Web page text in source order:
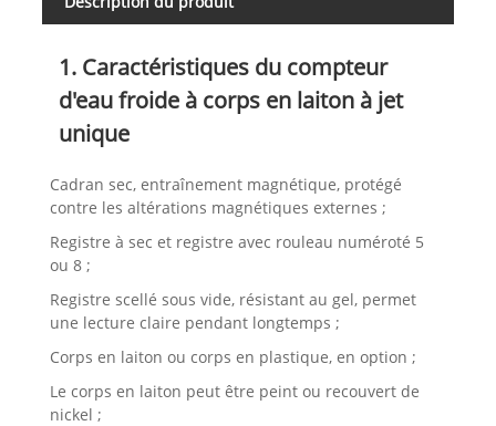
1. Caractéristiques du compteur
d'eau froide à corps en laiton à jet
unique
Cadran sec, entraînement magnétique, protégé
contre les altérations magnétiques externes ;
Registre à sec et registre avec rouleau numéroté 5
ou 8 ;
Registre scellé sous vide, résistant au gel, permet
une lecture claire pendant longtemps ;
Corps en laiton ou corps en plastique, en option ;
Le corps en laiton peut être peint ou recouvert de
nickel ;